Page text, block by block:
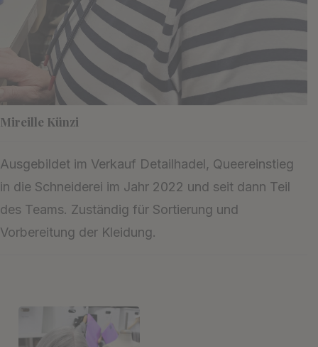
Mireille Künzi
Ausgebildet im Verkauf Detailhadel, Queereinstieg
in die Schneiderei im Jahr 2022 und seit dann Teil
des Teams. Zuständig für Sortierung und
Vorbereitung der Kleidung.